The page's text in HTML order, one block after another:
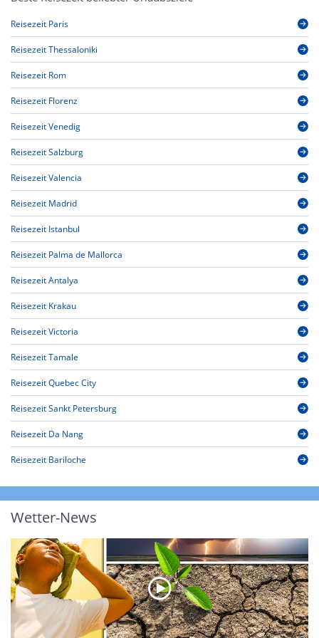
Reisezeit Paris
Reisezeit Thessaloniki
Reisezeit Rom
Reisezeit Florenz
Reisezeit Venedig
Reisezeit Salzburg
Reisezeit Valencia
Reisezeit Madrid
Reisezeit Istanbul
Reisezeit Palma de Mallorca
Reisezeit Antalya
Reisezeit Krakau
Reisezeit Victoria
Reisezeit Tamale
Reisezeit Quebec City
Reisezeit Sankt Petersburg
Reisezeit Da Nang
Reisezeit Bariloche
Wetter-News